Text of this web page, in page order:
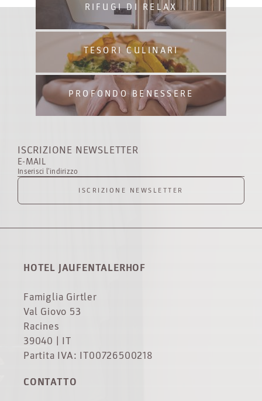
RIFUGI DI RELAX
TESORI CULINARI
PROFONDO BENESSERE
ISCRIZIONE NEWSLETTER
E-MAIL
Inserisci l'indirizzo
ISCRIZIONE NEWSLETTER
HOTEL JAUFENTALERHOF
Famiglia Girtler
Val Giovo 53
Racines
39040 | IT
Partita IVA: IT00726500218
CONTATTO